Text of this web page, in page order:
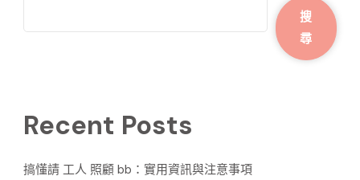
搜
尋
Recent Posts
搞懂請 工人 照顧 bb：實用資訊與注意事項